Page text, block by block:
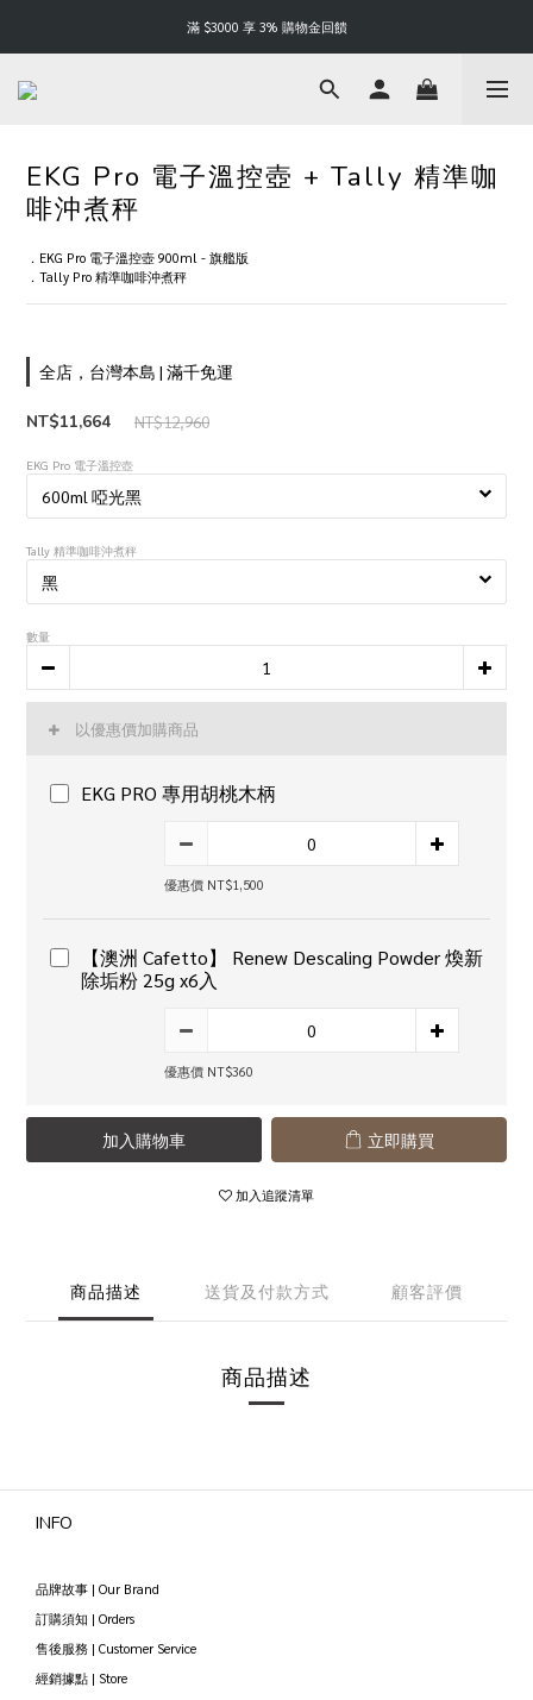
Happy Father's Day | 88 折起
滿 $3000 享 3% 購物金回饋
Happy Father's Day | 88 折起
EKG Pro 電子溫控壺 + Tally 精準咖
啡沖煮秤
．EKG Pro 電子溫控壺 900ml - 旗艦版
．Tally Pro 精準咖啡沖煮秤
全店，台灣本島 | 滿千免運
NT$12,960
NT$11,664
EKG Pro 電子溫控壺
Tally 精準咖啡沖煮秤
數量
以優惠價加購商品
EKG PRO 專用胡桃木柄
優惠價 NT$1,500
【澳洲 Cafetto】 Renew Descaling Powder 煥新
除垢粉 25g x6入
優惠價 NT$360
加入購物車 立即購買
加入追蹤清單
商品描述 送貨及付款方式 顧客評價
商品描述
INFO
品牌故事 | Our Brand
訂購須知 | Orders
售後服務 | Customer Service
經銷據點 | Store